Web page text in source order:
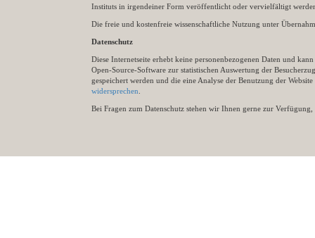
Instituts in irgendeiner Form veröffentlicht oder vervielfältigt
Die freie und kostenfreie wissenschaftliche Nutzung unter
Datenschutz
Diese Internetseite erhebt keine personenbezogenen Daten und
Open-Source-Software zur statistischen Auswertung der
gespeichert werden und die eine Analyse der Benutzung der
widersprechen
Bei Fragen zum Datenschutz stehen wir Ihnen gerne zur